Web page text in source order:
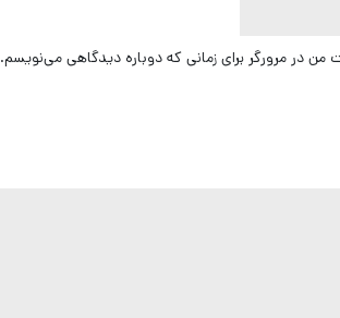
من در مرورگر برای زمانی که دوباره دیدگاهی می‌نویسم.